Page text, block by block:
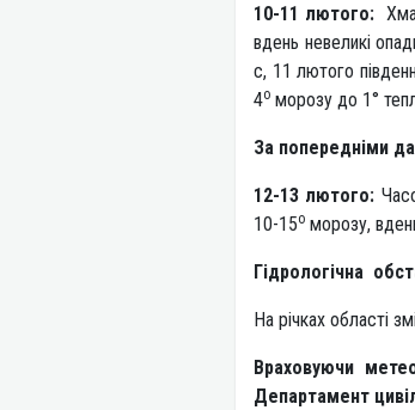
10-11 лютого:
вдень невеликі
с, 11 лютого
4о морозу до 1°
За попередніми
12-13 лютого:
10-15о морозу,
Гідрологічна
На річках області
Враховуючи
Департамент